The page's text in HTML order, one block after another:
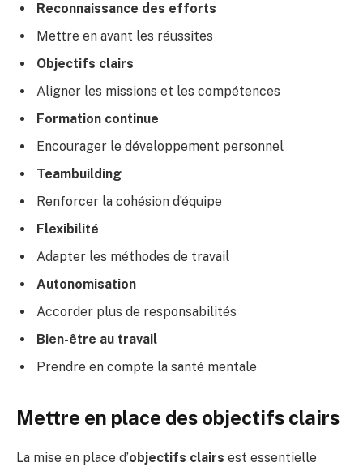
Reconnaissance des efforts
Mettre en avant les réussites
Objectifs clairs
Aligner les missions et les compétences
Formation continue
Encourager le développement personnel
Teambuilding
Renforcer la cohésion d’équipe
Flexibilité
Adapter les méthodes de travail
Autonomisation
Accorder plus de responsabilités
Bien-être au travail
Prendre en compte la santé mentale
Mettre en place des objectifs clairs
La mise en place d’objectifs clairs est essentielle